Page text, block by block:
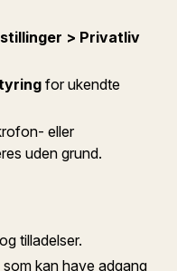
> Privatliv
for ukendte
eller
uden grund.
tilladelser.
kan have adgang